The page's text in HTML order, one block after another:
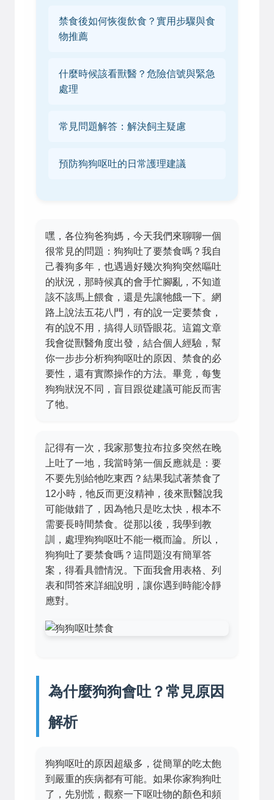
禁食後如何恢復飲食？實用步驟與食
物推薦
什麼時候該看獸醫？危險信號與緊急
處理
常見問題解答：解決飼主疑慮
預防狗狗呕吐的日常護理建議
嘿，各位狗爸狗媽，今天我們來聊聊一個
很常見的問題：狗狗吐了要禁食嗎？我自
己養狗多年，也遇過好幾次狗狗突然嘔吐
的狀況，那時候真的會手忙腳亂，不知道
該不該馬上餵食，還是先讓牠餓一下。網
路上說法五花八門，有的說一定要禁食，
有的說不用，搞得人頭昏眼花。這篇文章
我會從獸醫角度出發，結合個人經驗，幫
你一步步分析狗狗呕吐的原因、禁食的必
要性，還有實際操作的方法。畢竟，每隻
狗狗狀況不同，盲目跟從建議可能反而害
了牠。
記得有一次，我家那隻拉布拉多突然在晚
上吐了一地，我當時第一個反應就是：要
不要先別給牠吃東西？結果我試著禁食了
12小時，牠反而更沒精神，後來獸醫說我
可能做錯了，因為牠只是吃太快，根本不
需要長時間禁食。從那以後，我學到教
訓，處理狗狗呕吐不能一概而論。所以，
狗狗吐了要禁食嗎？這問題沒有簡單答
案，得看具體情況。下面我會用表格、列
表和問答來詳細說明，讓你遇到時能冷靜
應對。
為什麼狗狗會吐？常見原因
解析
狗狗呕吐的原因超級多，從簡單的吃太飽
到嚴重的疾病都有可能。如果你家狗狗吐
了，先別慌，觀察一下呕吐物的顏色和頻